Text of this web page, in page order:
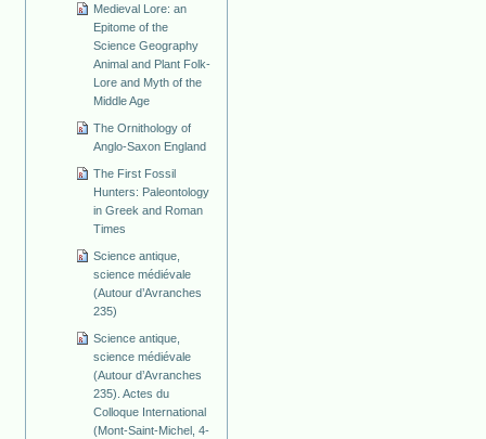
Medieval Lore: an
Epitome of the
Science Geography
Animal and Plant Folk-
Lore and Myth of the
Middle Age
The Ornithology of
Anglo-Saxon England
The First Fossil
Hunters: Paleontology
in Greek and Roman
Times
Science antique,
science médiévale
(Autour d’Avranches
235)
Science antique,
science médiévale
(Autour d’Avranches
235). Actes du
Colloque International
(Mont-Saint-Michel, 4-